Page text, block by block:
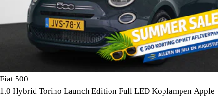
Fiat 500
1.0 Hybrid Torino Launch Edition Full LED Koplampen Apple